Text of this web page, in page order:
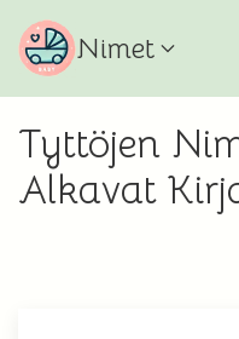
Nimet
Tyttöjen
Alkavat